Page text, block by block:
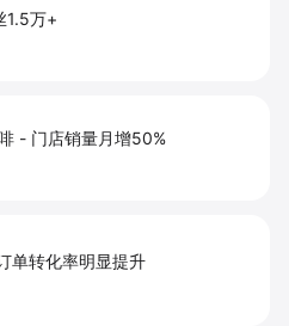
1.5万+
- 门店销量月增50%
单转化率明显提升